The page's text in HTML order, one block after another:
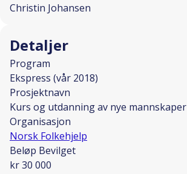
Christin Johansen
Detaljer
Program
Ekspress (vår 2018)
Prosjektnavn
Kurs og utdanning av nye mannskaper
Organisasjon
Norsk Folkehjelp
Beløp Bevilget
kr 30 000